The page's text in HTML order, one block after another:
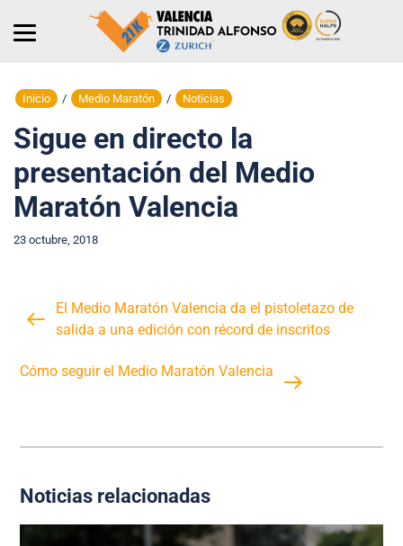
Inicio / Medio Maratón / Noticias
Sigue en directo la
presentación del Medio
Maratón Valencia
23 octubre, 2018
El Medio Maratón Valencia da el pistoletazo de
salida a una edición con récord de inscritos
Cómo seguir el Medio Maratón Valencia
Noticias relacionadas